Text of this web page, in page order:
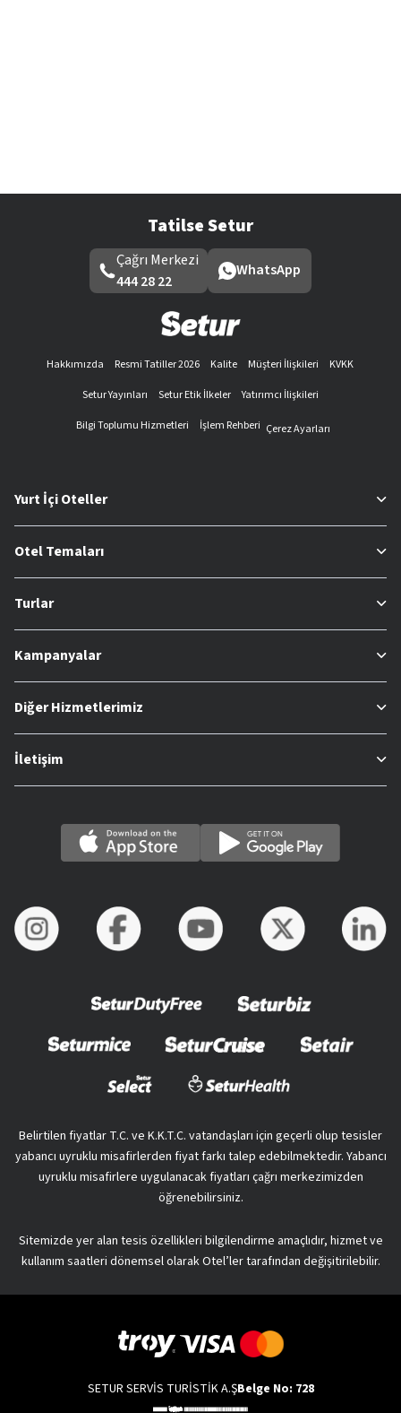
Tatilse Setur
Çağrı Merkezi
444 28 22
WhatsApp
Hakkımızda Resmi Tatiller 2026 Kalite Müşteri İlişkileri
KVKK
Setur Yayınları
Setur Etik İlkeler
Yatırımcı İlişkileri
Bilgi Toplumu Hizmetleri
İşlem Rehberi Çerez Ayarları
Yurt İçi Oteller
Otel Temaları
Turlar
Kampanyalar
Diğer Hizmetlerimiz
İletişim
Belirtilen fiyatlar T.C. ve K.K.T.C. vatandaşları için geçerli olup tesisler
yabancı uyruklu misafirlerden fiyat farkı talep edebilmektedir. Yabancı
uyruklu misafirlere uygulanacak fiyatları çağrı merkezimizden
öğrenebilirsiniz.
Sitemizde yer alan tesis özellikleri bilgilendirme amaçlıdır, hizmet ve
kullanım saatleri dönemsel olarak Otel’ler tarafından değişitirilebilir.
SETUR SERVİS TURİSTİK A.ŞBelge No: 728